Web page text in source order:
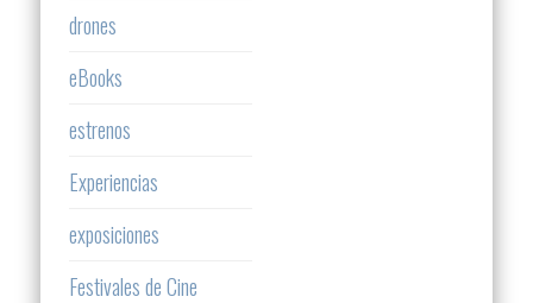
drones
eBooks
estrenos
Experiencias
exposiciones
Festivales de Cine